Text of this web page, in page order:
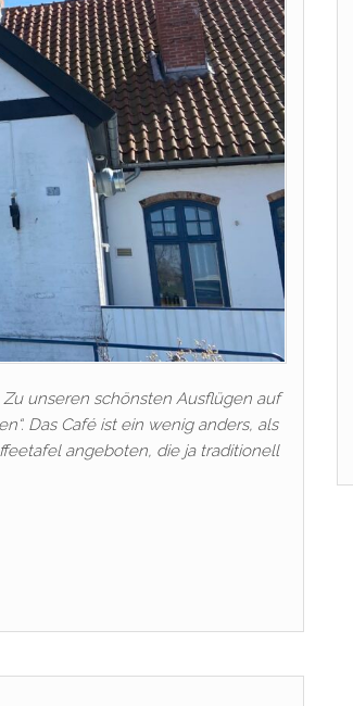
unseren schönsten Ausflügen auf
Das Café ist ein wenig anders, als
angeboten, die ja traditionell